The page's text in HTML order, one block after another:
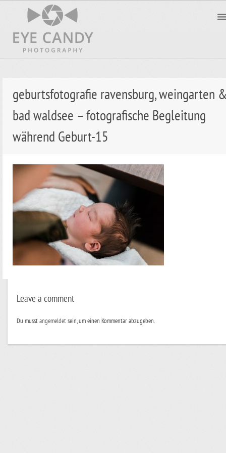
geburtsfotografie ravensburg, weingarten
bad waldsee – fotografische Begleitung
während Geburt-15
Leave a comment
Du musstangemeldetsein, um einen Kommentar abzugeben.